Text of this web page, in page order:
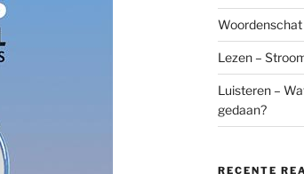
Woordenschat
Lezen –
Luisteren –
gedaan?
RECENTE